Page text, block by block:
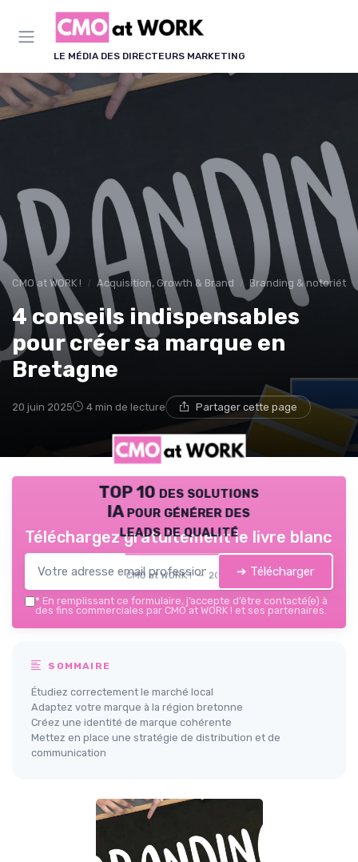
LE MÉDIA DES DIRECTEURS MARKETING
CMO at WORK ! Acquisition, Growth & Brand Branding & notoriété
4 conseils indispensables
pour créer sa marque en
Bretagne
20 juin 2025 4 min de lecture Partager cette page
TOP 10 des solutions
IA pour générer des
leads de qualité
CMO at WORK ! — 2026
Téléchargez gratuitement le livre blanc
➔ Télécharger
* En remplissant ce formulaire, j’accepte d’être contacté(e) à
des fins commerciales par CMO at WORK ! et ses partenaires.
SOMMAIRE
Étudiez correctement le marché local
Adaptez votre marque à la région bretonne
Créez une identité de marque cohérente
Mettez en place une stratégie de distribution et de
communication
Panneau de gestion des cookies